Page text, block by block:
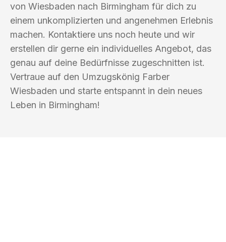
von Wiesbaden nach Birmingham für dich zu
einem unkomplizierten und angenehmen Erlebnis
machen. Kontaktiere uns noch heute und wir
erstellen dir gerne ein individuelles Angebot, das
genau auf deine Bedürfnisse zugeschnitten ist.
Vertraue auf den Umzugskönig Farber
Wiesbaden und starte entspannt in dein neues
Leben in Birmingham!